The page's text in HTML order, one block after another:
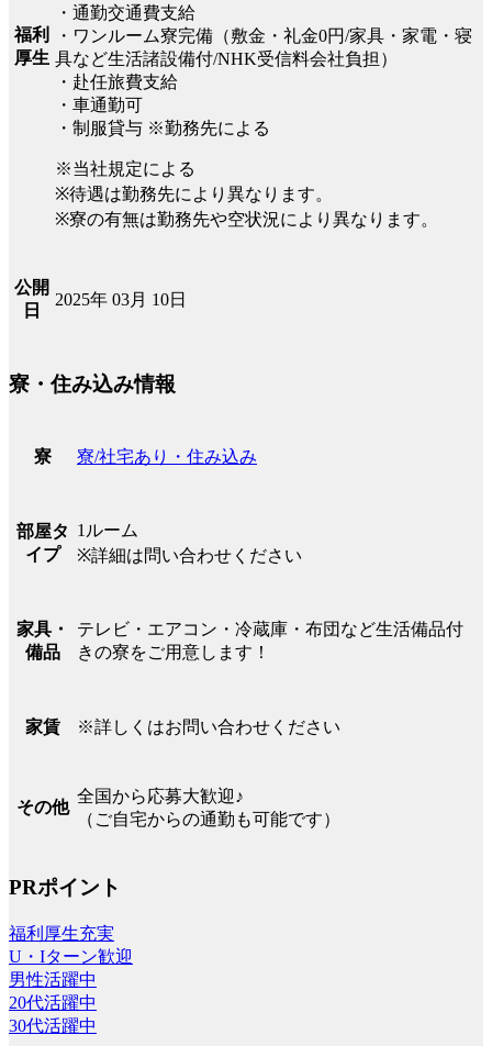
福利
厚生
・通勤交通費支給
・ワンルーム寮完備（敷金・礼金0円/家具・家電・寝
具など生活諸設備付/NHK受信料会社負担）
・赴任旅費支給
・車通勤可
・制服貸与 ※勤務先による
※当社規定による
※待遇は勤務先により異なります。
※寮の有無は勤務先や空状況により異なります。
公開
日
2025年 03月 10日
寮・住み込み情報
寮 寮/社宅あり・住み込み
部屋タ
イプ
1ルーム
※詳細は問い合わせください
家具・
備品
テレビ・エアコン・冷蔵庫・布団など生活備品付
きの寮をご用意します！
家賃 ※詳しくはお問い合わせください
その他
全国から応募大歓迎♪
（ご自宅からの通勤も可能です）
PRポイント
福利厚生充実
U・Iターン歓迎
男性活躍中
20代活躍中
30代活躍中